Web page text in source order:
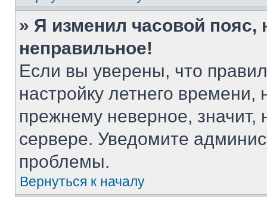
» Я изменил часовой пояс,
неправильное!
Если вы уверены, что
настройку летнего
прежнему неверное, значит,
сервере. Уведомите
проблемы.
Вернуться к началу